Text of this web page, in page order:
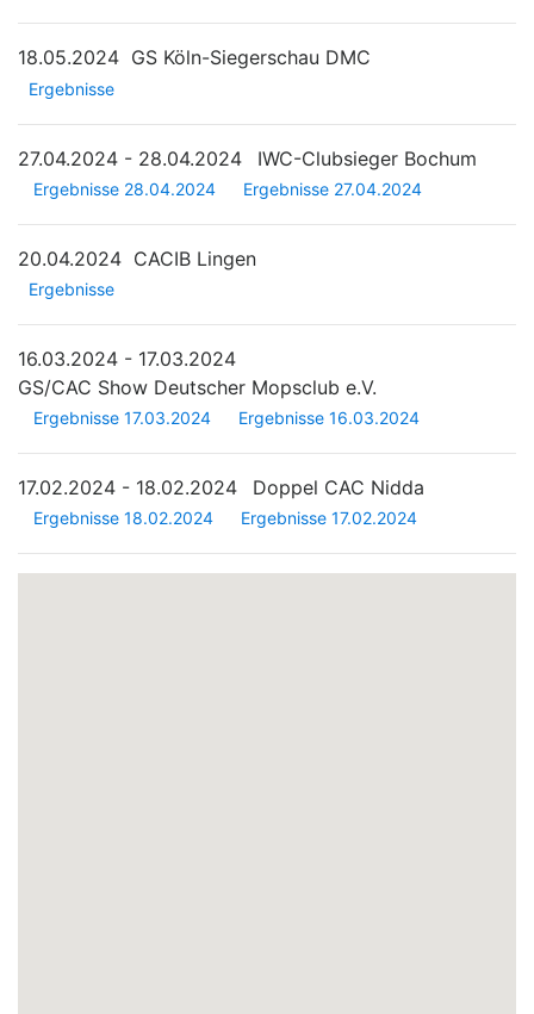
18.05.2024 GS Köln-Siegerschau DMC
Ergebnisse
27.04.2024 - 28.04.2024 IWC-Clubsieger Bochum
Ergebnisse 28.04.2024 Ergebnisse 27.04.2024
20.04.2024 CACIB Lingen
Ergebnisse
16.03.2024 - 17.03.2024
GS/CAC Show Deutscher Mopsclub e.V.
Ergebnisse 17.03.2024 Ergebnisse 16.03.2024
17.02.2024 - 18.02.2024 Doppel CAC Nidda
Ergebnisse 18.02.2024 Ergebnisse 17.02.2024